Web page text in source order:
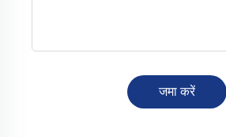
जमा करें